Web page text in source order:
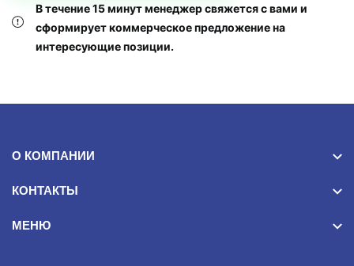
В течение 15 минут менеджер свяжется с вами и
сформирует коммерческое предложение на
интересующие позиции.
О КОМПАНИИ
КОНТАКТЫ
МЕНЮ